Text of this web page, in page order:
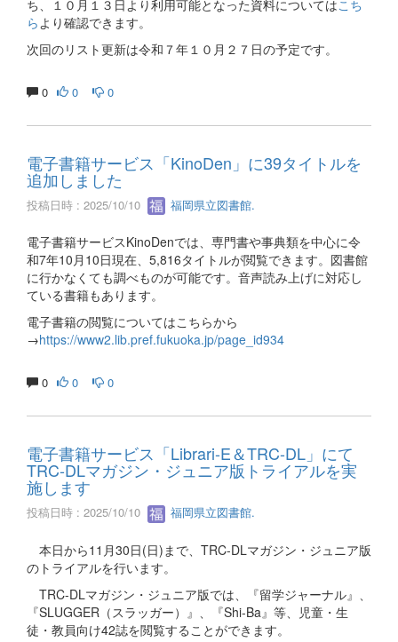
ち、１０月１３日より利用可能となった資料についてはこち
ら より確認できます。
次回のリスト更新は令和７年１０月２７日の予定です。
0 0 0
電子書籍サービス「KinoDen」に39タイトルを
追加しました
投稿日時 : 2025/10/10 福岡県立図書館.
電子書籍サービスKinoDenでは、専門書や事典類を中心に令
和7年10月10日現在、5,816タイトルが閲覧できます。図書館
に行かなくても調べものが可能です。音声読み上げに対応し
ている書籍もあります。
電子書籍の閲覧についてはこちらから
→https://www2.lib.pref.fukuoka.jp/page_id934
0 0 0
電子書籍サービス「Librari-E＆TRC-DL」にて
TRC-DLマガジン・ジュニア版トライアルを実
施します
投稿日時 : 2025/10/10 福岡県立図書館.
本日から11月30日(日)まで、TRC-DLマガジン・ジュニア版
のトライアルを行います。
TRC-DLマガジン・ジュニア版では、『留学ジャーナル』、
『SLUGGER（スラッガー）』、『Shi-Ba』等、児童・生
徒・教員向け42誌を閲覧することができます。